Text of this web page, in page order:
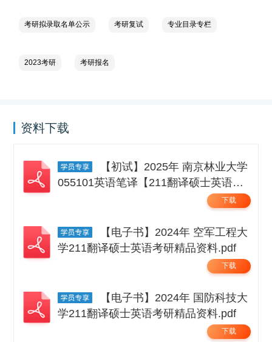
考研拟录取名单公示 考研复试 专业目录专栏
2023考研 考研报名
资料下载
055101英语笔译【211翻译硕士英语】
下载
学211翻译硕士英语考研精品资料.pdf
下载
学211翻译硕士英语考研精品资料.pdf
下载